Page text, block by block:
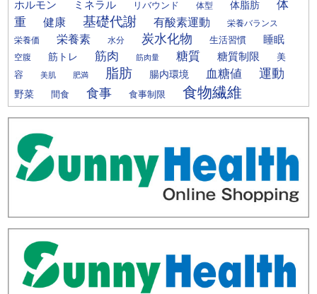
ホルモン
ミネラル リバウンド 体型 体脂肪
体
重
健康 基礎代謝 有酸素運動 栄養バランス
栄養価 栄養素 水分 炭水化物 生活習慣 睡眠
空腹 筋トレ 筋肉 筋肉量 糖質 糖質制限
美
容
美肌 肥満 脂肪 腸内環境 血糖値 運動
野菜 間食 食事 食事制限 食物繊維